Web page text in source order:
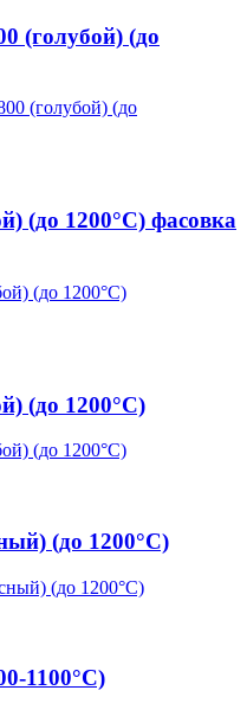
(голубой) (до
(до 1200°С) фасовка
(до 1200°С)
(до 1200°С)
1100°С)